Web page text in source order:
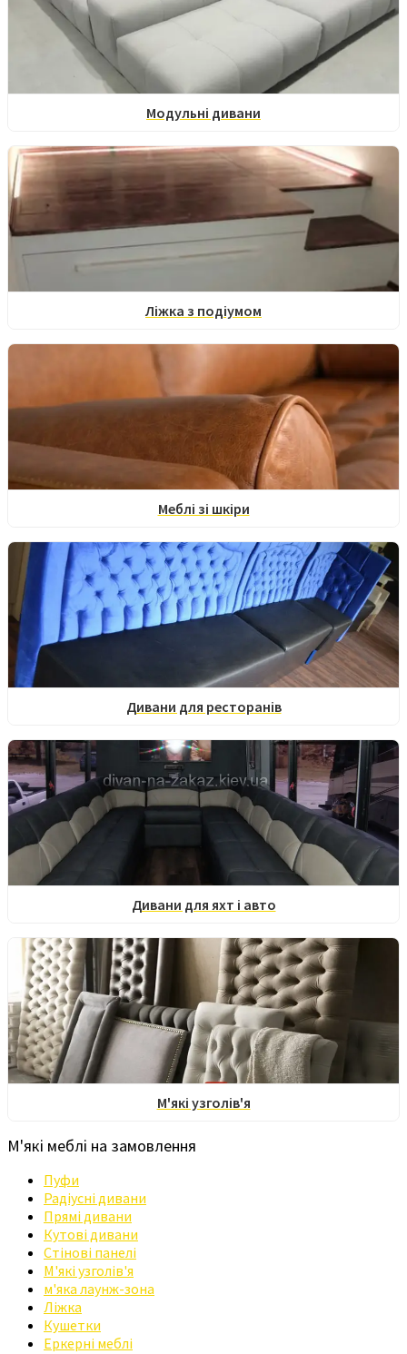
Модульні дивани
Ліжка з подіумом
Меблі зі шкіри
Дивани для ресторанів
Дивани для яхт і авто
М'які узголів'я
М'які меблі на замовлення
Пуфи
Радіусні дивани
Прямі дивани
Кутові дивани
Стінові панелі
М'які узголів'я
м'яка лаунж-зона
Ліжка
Кушетки
Еркерні меблі